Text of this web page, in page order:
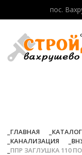
пос.
ГЛАВНАЯ
КАНАЛИЗАЦИЯ
ППР ЗАГЛУШКА 110